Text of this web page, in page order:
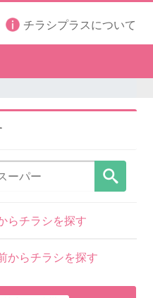
チラシプラスについて
らチラシを探す
からチラシを探す